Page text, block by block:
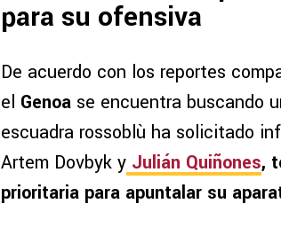
para su ofensiva
De acuerdo con los reportes
el Genoa se encuentra buscando
escuadra rossoblù ha solicitado
Artem Dovbyk y Julián Quiñones,
prioritaria para apuntalar su